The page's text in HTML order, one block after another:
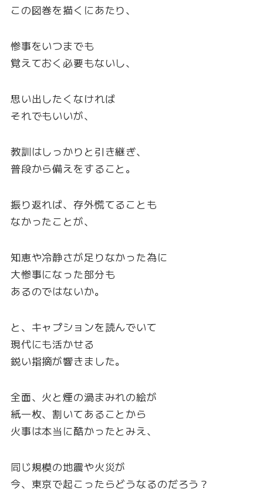
この図巻を描くにあたり、
惨事をいつまでも
覚えておく必要もないし、
思い出したくなければ
それでもいいが、
教訓はしっかりと引き継ぎ、
普段から備えをすること。
振り返れば、存外慌てることも
なかったことが、
知恵や冷静さが足りなかった為に
大惨事になった部分も
あるのではないか。
と、キャプションを読んでいて
現代にも活かせる
鋭い指摘が響きました。
全面、火と煙の渦まみれの絵が
紙一枚、割いてあることから
火事は本当に酷かったとみえ、
同じ規模の地震や火災が
今、東京で起こったらどうなるのだろう？